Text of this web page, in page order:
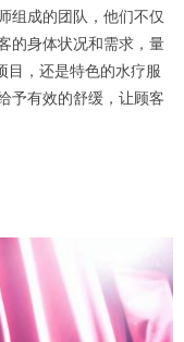
成的团队，他们不仅
的身体状况和需求，量
目，还是特色的水疗服
予有效的舒缓，让顾客